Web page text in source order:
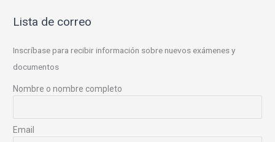
Lista de correo
Inscríbase para recibir información sobre nuevos exámenes y
documentos
Nombre o nombre completo
Email